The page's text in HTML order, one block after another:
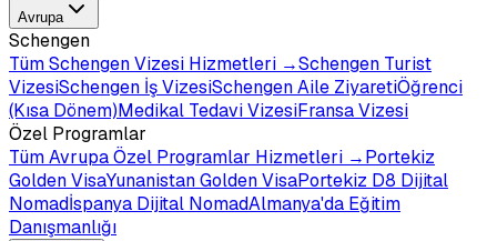
Avrupa
Schengen
TümSchengen Vizesi Hizmetleri →Schengen Turist
VizesiSchengen İş VizesiSchengen Aile ZiyaretiÖğrenci
(Kısa Dönem)Medikal Tedavi VizesiFransa Vizesi
Özel Programlar
TümAvrupa Özel Programlar Hizmetleri →Portekiz
Golden VisaYunanistan Golden VisaPortekiz D8 Dijital
Nomadİspanya Dijital NomadAlmanya'da Eğitim
Danışmanlığı